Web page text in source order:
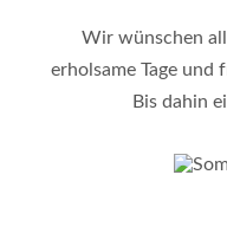
Wir wünschen
erholsame Tage und
Bis dahin